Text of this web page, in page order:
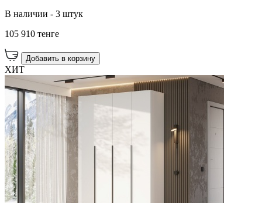
В наличии - 3 штук
105 910 тенге
Добавить в корзину
ХИТ